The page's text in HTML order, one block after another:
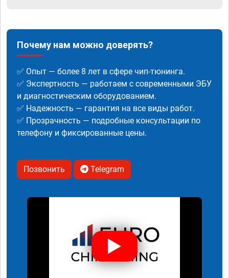
Почему нам можно доверять?
✅ Опыт — более 8 лет в сфере чип-тюнинга.
✅ Экспертность — работаем с современными ЭБУ
и диагностическим оборудованием.
✅ Надежность — гарантия на все виды работ.
✅ Прозрачность — подробные консультации по
телефону и фиксированные цены.
Позвонить Telegram